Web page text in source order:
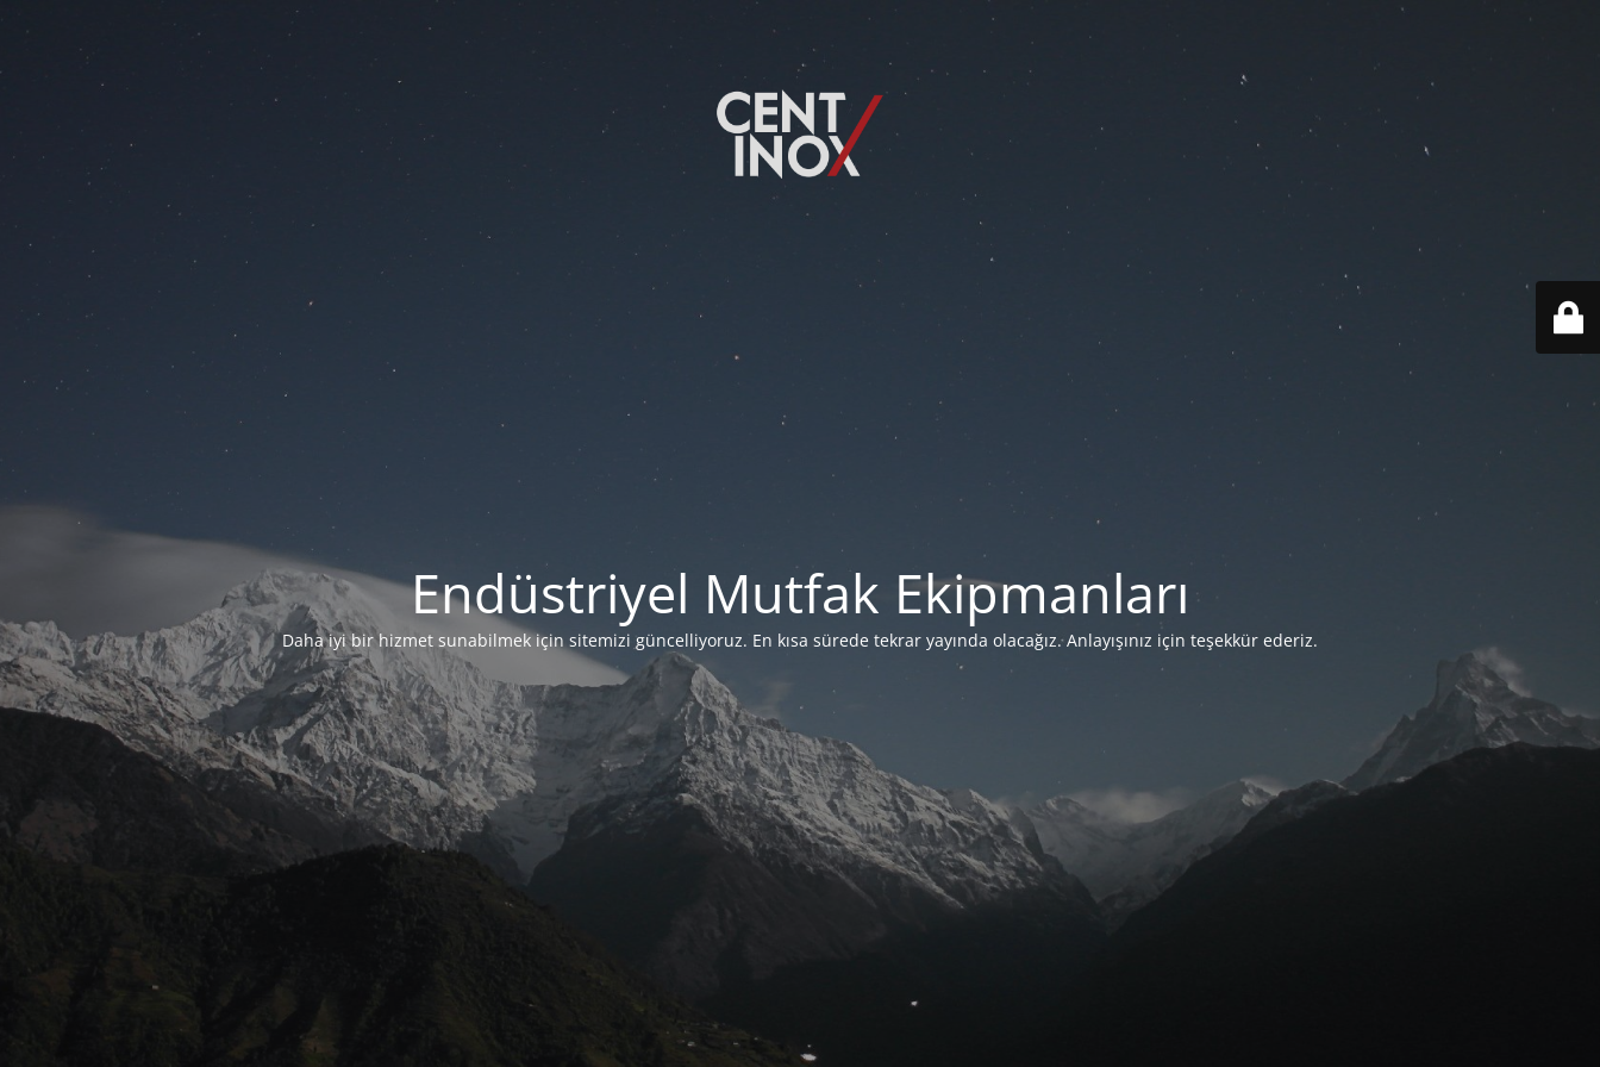
Endüstriyel Mutfak Ekipmanları
Daha iyi bir hizmet sunabilmek için sitemizi güncelliyoruz. En kısa sürede tekrar yayında olacağız. Anlayışınız için teşekkür ederiz.